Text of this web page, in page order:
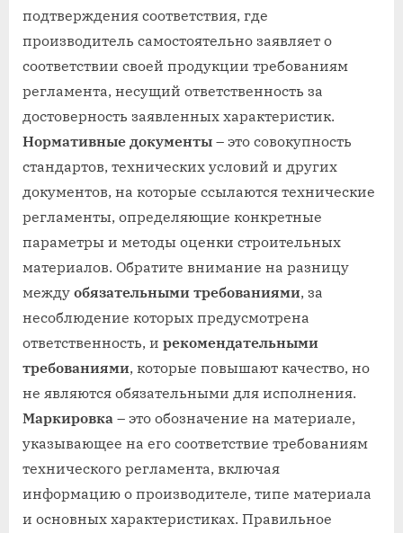
подтверждения соответствия, где
производитель самостоятельно заявляет о
соответствии своей продукции требованиям
регламента, несущий ответственность за
достоверность заявленных характеристик.
Нормативные документы – это совокупность
стандартов, технических условий и других
документов, на которые ссылаются технические
регламенты, определяющие конкретные
параметры и методы оценки строительных
материалов. Обратите внимание на разницу
между обязательными требованиями, за
несоблюдение которых предусмотрена
ответственность, и рекомендательными
требованиями, которые повышают качество, но
не являются обязательными для исполнения.
Маркировка – это обозначение на материале,
указывающее на его соответствие требованиям
технического регламента, включая
информацию о производителе, типе материала
и основных характеристиках. Правильное